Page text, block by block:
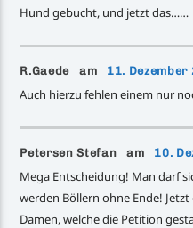
Hund gebucht, und jetzt das……
R.Gaede am 11.
Auch hierzu fehlen einem nur
Petersen Stefan am 10.
Mega Entscheidung! Man darf
werden Böllern ohne Ende!
Damen, welche die Petition